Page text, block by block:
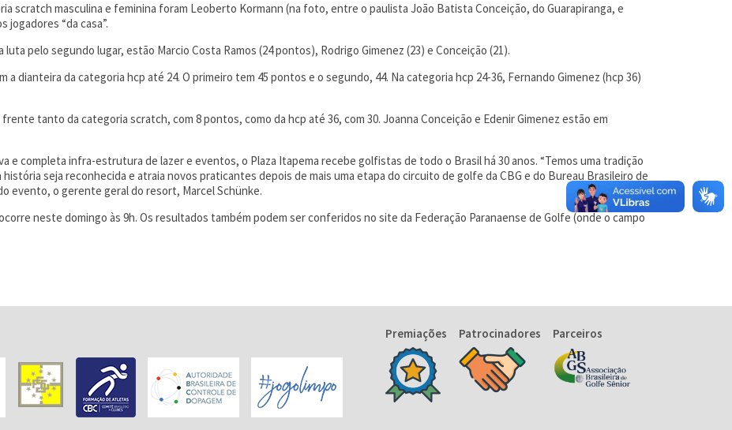
scratch masculina e feminina foram Leoberto Kormann (na foto, entre o paulista João Batista Conceição, do Guarapiranga, e
jogadores “da casa”.
pelo segundo lugar, estão Marcio Costa Ramos (24 pontos), Rodrigo Gimenez (23) e Conceição (21).
a dianteira da categoria hcp até 24. O primeiro tem 45 pontos e o segundo, 44. Na categoria hcp 24-36, Fernando Gimenez (hcp 36)
tanto da categoria scratch, com 8 pontos, como da hcp até 36, com 30. Joanna Conceição e Edenir Gimenez estão em
e completa infra-estrutura de lazer e eventos, o Plaza Itapema recebe golfistas de todo o Brasil há 30 anos. “Temos uma tradição
seja reconhecida e atraia novos praticantes depois de mais uma etapa do circuito de golfe da CBG e do Bureau Brasileiro de
evento, o gerente geral do resort, Marcel Schünke.
neste domingo às 9h. Os resultados também podem ser conferidos no site da Federação Paranaense de Golfe (onde o campo
Parceiros
Patrocinadores
Premiações